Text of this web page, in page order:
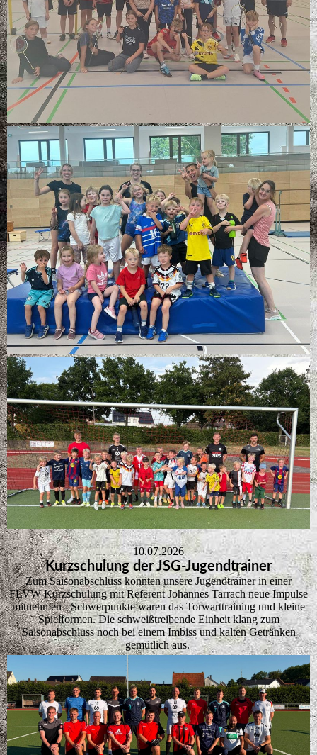
10.07.2026
Kurzschulung der JSG-Jugendtrainer
Zum Saisonabschluss konnten unsere Jugendtrainer in einer
FLVW-Kurzschulung mit Referent Johannes Tarrach neue Impulse
mitnehmen - Schwerpunkte waren das Torwarttraining und kleine
Spielformen. Die schweißtreibende Einheit klang zum
Saisonabschluss noch bei einem Imbiss und kalten Getränken
gemütlich aus.